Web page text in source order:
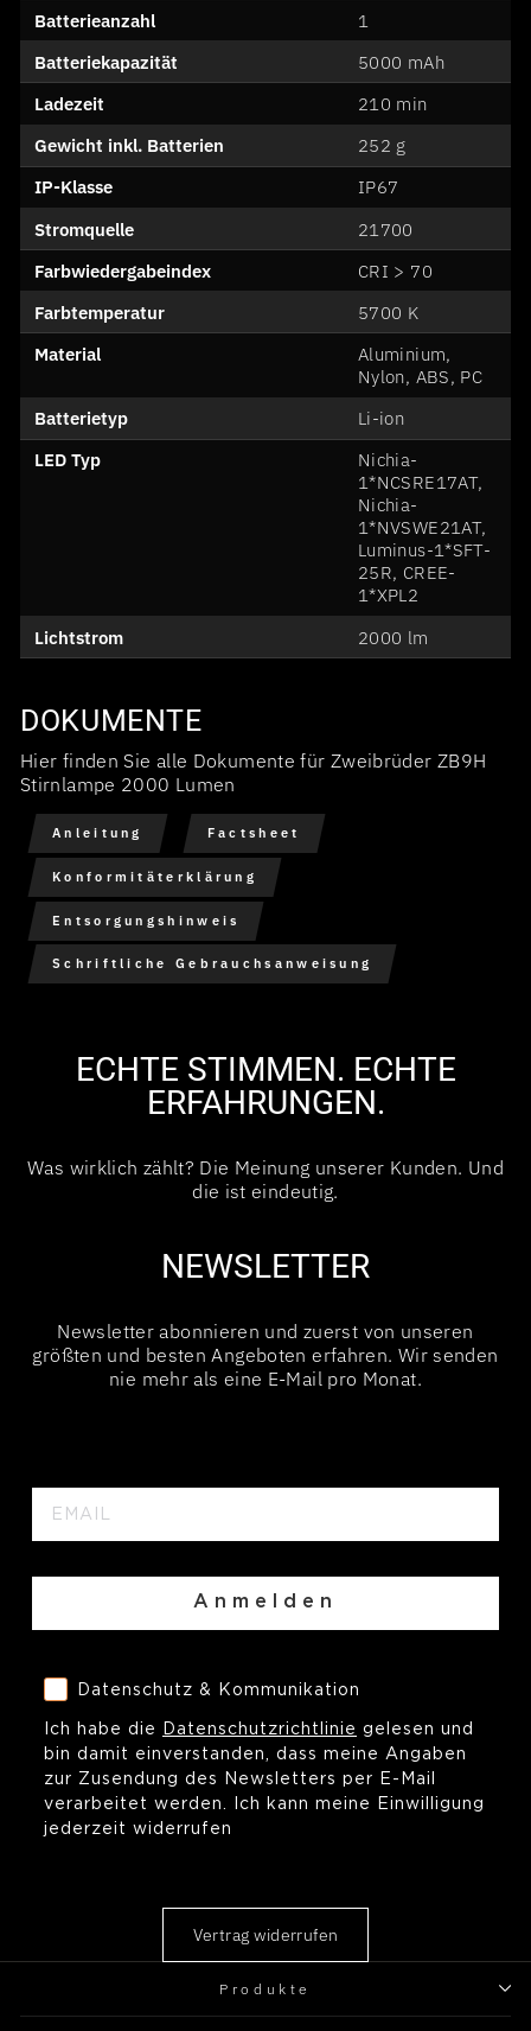
Batterieanzahl
1
Batteriekapazität
5000 mAh
Ladezeit
210 min
Gewicht inkl. Batterien
252 g
IP-Klasse
IP67
Stromquelle
21700
Farbwiedergabeindex
CRI > 70
Farbtemperatur
5700 K
Material
Aluminium,
Nylon, ABS, PC
Batterietyp
Li-ion
LED Typ
Nichia-
1*NCSRE17AT,
Nichia-
1*NVSWE21AT,
Luminus-1*SFT-
25R, CREE-
1*XPL2
Lichtstrom
2000 lm
DOKUMENTE
Hier finden Sie alle Dokumente für Zweibrüder ZB9H
Stirnlampe 2000 Lumen
Anleitung Factsheet
Konformitäterklärung
Entsorgungshinweis
Schriftliche Gebrauchsanweisung
ECHTE STIMMEN. ECHTE
ERFAHRUNGEN.
Was wirklich zählt? Die Meinung unserer Kunden. Und
die ist eindeutig.
NEWSLETTER
Newsletter abonnieren und zuerst von unseren
größten und besten Angeboten erfahren. Wir senden
nie mehr als eine E-Mail pro Monat.
Anmelden
Datenschutz & Kommunikation
Datenschutz & Kommunikation
Ich habe die Datenschutzrichtlinie gelesen und
bin damit einverstanden, dass meine Angaben
zur Zusendung des Newsletters per E-Mail
verarbeitet werden. Ich kann meine Einwilligung
jederzeit widerrufen
Vertrag widerrufen
Produkte